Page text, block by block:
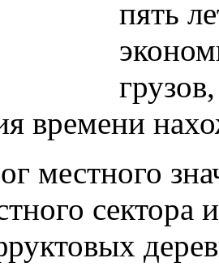
пять
времени
местного
сектора